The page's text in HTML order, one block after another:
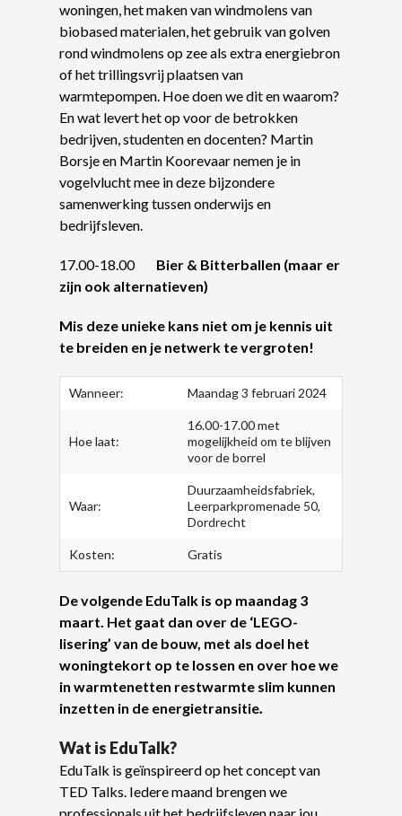
woningen, het maken van windmolens van
biobased materialen, het gebruik van golven
rond windmolens op zee als extra energiebron
of het trillingsvrij plaatsen van
warmtepompen. Hoe doen we dit en waarom?
En wat levert het op voor de betrokken
bedrijven, studenten en docenten? Martin
Borsje en Martin Koorevaar nemen je in
vogelvlucht mee in deze bijzondere
samenwerking tussen onderwijs en
bedrijfsleven.
17.00-18.00
Bier & Bitterballen (maar er
zijn ook alternatieven)
Mis deze unieke kans niet om je kennis uit
te breiden en je netwerk te vergroten!
Wanneer: Maandag 3 februari 2024
Hoe laat:
16.00-17.00 met
mogelijkheid om te blijven
voor de borrel
Waar:
Duurzaamheidsfabriek,
Leerparkpromenade 50,
Dordrecht
Kosten: Gratis
De volgende EduTalk is op maandag 3
maart. Het gaat dan over de ‘LEGO-
lisering’ van de bouw, met als doel het
woningtekort op te lossen en over hoe we
in warmtenetten restwarmte slim kunnen
inzetten in de energietransitie.
Wat is EduTalk?
EduTalk is geïnspireerd op het concept van
TED Talks. Iedere maand brengen we